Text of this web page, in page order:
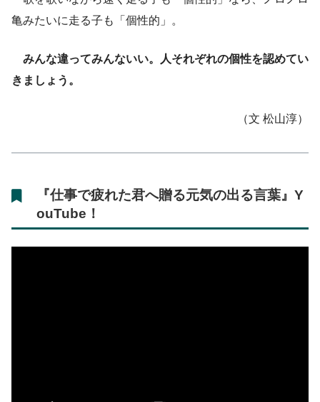
亀みたいに走る子も「個性的」。
みんな違ってみんないい。人それぞれの個性を認めてい
きましょう。
（文 松山淳）
『仕事で疲れた君へ贈る元気の出る言葉』Y
ouTube！